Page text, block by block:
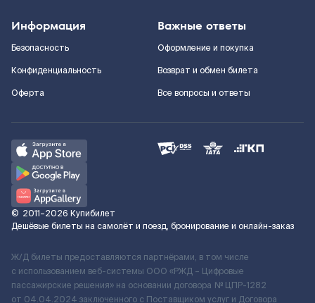
Информация
Безопасность
Конфиденциальность
Оферта
Важные ответы
Оформление и покупка
Возврат и обмен билета
Все вопросы и ответы
© 2011–2026 Купибилет
Дешёвые билеты на самолёт и поезд, бронирование и онлайн-заказ
Ж/Д билеты предоставляются партнёрами, в том числе
с использованием веб-системы ООО «РЖД – Цифровые
пассажирские решения» на основании договора № ЦПР-1282
от 04.04.2024 заключенного с Поставщиком услуг и Договора